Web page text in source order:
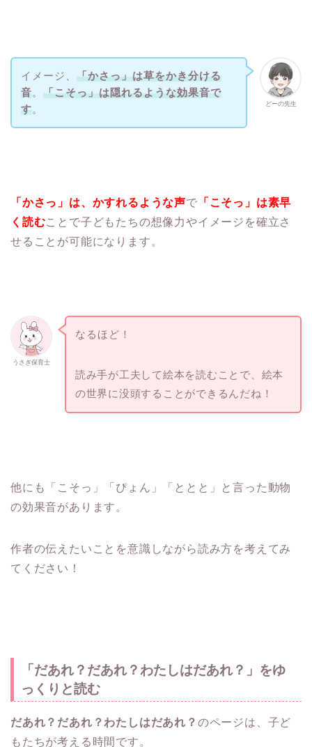
どーの先生
イメージ、 「かさっ」は草をかき分ける
音。 「こそっ」は隠れるような効果音で
す。
「かさっ」は、かすれるような声で 「こそっ」は素早
く読むことで子どもたちの想像力やイメージを確立さ
せることが可能になります。
うさぎ保育士
なるほど！
読み手が工夫して絵本を読むことで、絵本
の世界に没頭することができるんだね！
他にも「こそっ」「ぴょん」「ととと」と言った動物
の効果音があります。
作者の伝えたいことを意識しながら読み方を考えてみ
てください！
「だあれ？だあれ？わたしはだあれ？」をゆ
っくりと読む
だあれ？だあれ？わたしはだあれ？ のページは、子ど
もたちが考える時間です。